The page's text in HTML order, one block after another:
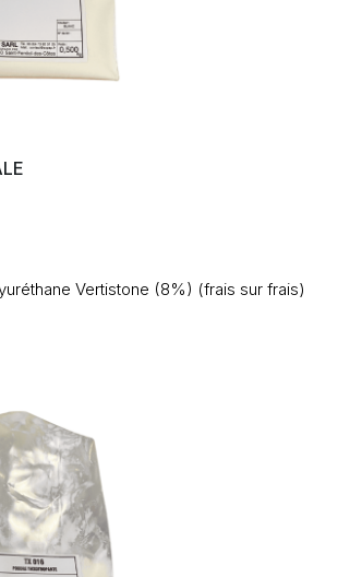
Vertistone (8%) (frais sur frais)